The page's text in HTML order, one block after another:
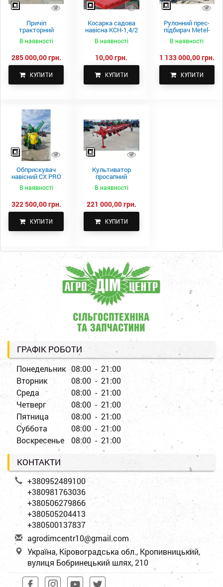
Причіп
тракторний
самоскидний
Spike 2 ПТС-4
В наявності
285 000,00 грн.
КУПИТИ
Косарка садова
навісна КСН-1,4/2
В наявності
10,00 грн.
КУПИТИ
Рулонний прес-
підбирач Metel-
Fach Z 587
В наявності
1 133 000,00 грн.
КУПИТИ
Обприскувач
навісний CX PRO
В наявності
322 500,00 грн.
КУПИТИ
Культиватор
просапний
КПН-5,6-05
В наявності
221 000,00 грн.
КУПИТИ
ГРАФІК РОБОТИ
Понедельник 08:00 - 21:00
Вторник
08:00 - 21:00
Среда
08:00 - 21:00
Четверг
08:00 - 21:00
Пятница
08:00 - 21:00
Суббота
08:00 - 21:00
Воскресенье
08:00 - 21:00
КОНТАКТИ
+380952489100
+380981763036
+380506279866
+380505204413
+380500137837
agrodimcentr10@gmail.com
Україна, Кіровоградська обл., Кропивницький,
вулиця Бобринецький шлях, 210